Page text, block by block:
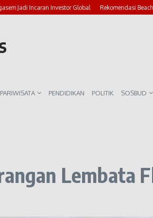
Jadi Incaran Investor Global Rekomendasi Beach
PARIWISATA PENDIDIKAN POLITIK SOSBUD
Lembata